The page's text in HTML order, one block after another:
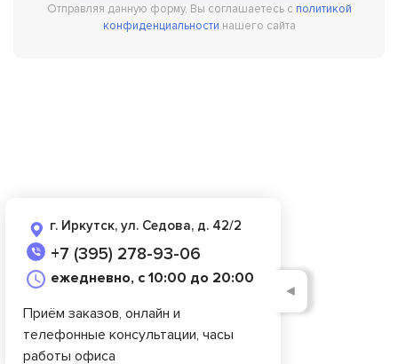
Отправляя данную форму, Вы соглашаетесь с политикой
конфиденциальности нашего сайта
г. Иркутск, ул. Седова, д. 42/2
+7 (395) 278-93-06
ежедневно, с 10:00 до 20:00
Приём заказов, онлайн и
телефонные консультации, часы
работы офиса
◄